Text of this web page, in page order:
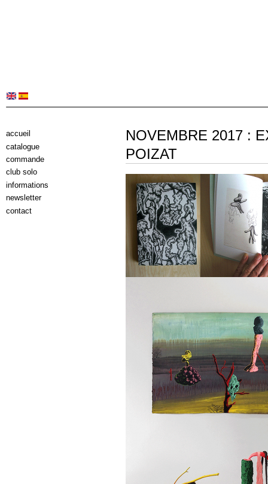
NOVEMBRE 2017 :
POIZAT
accueil
catalogue
commande
club solo
informations
newsletter
contact